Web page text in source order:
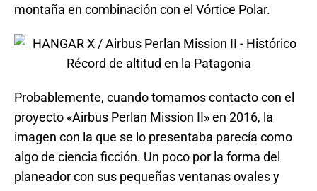
montaña en combinación con el Vórtice Polar.
Probablemente, cuando tomamos contacto con el
proyecto «Airbus Perlan Mission II» en 2016, la
imagen con la que se lo presentaba parecía como
algo de ciencia ficción. Un poco por la forma del
planeador con sus pequeñas ventanas ovales y